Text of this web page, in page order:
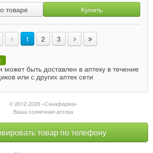
товаре Купить
1 2 3
может быть доставлен в аптеку в течение
или с других аптек сети
© 2012-2026 «Санафарма»
Ваша солнечная аптека
товар по телефону